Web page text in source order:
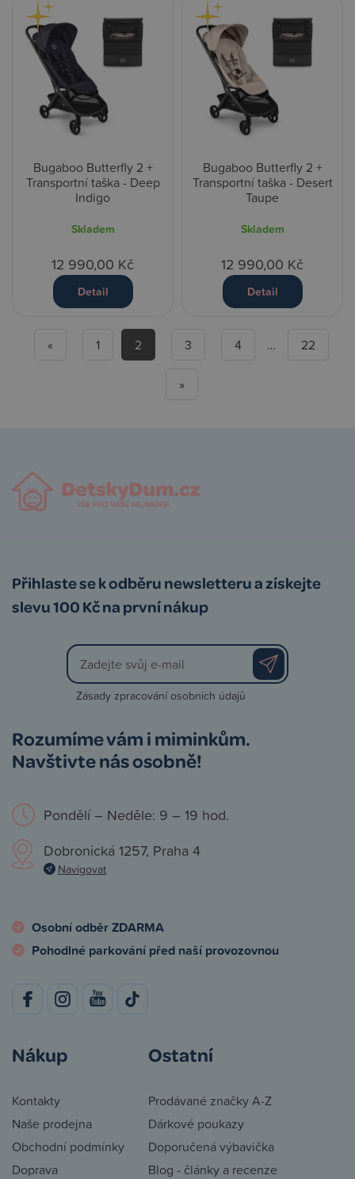
Bugaboo Butterfly 2 +
Transportní taška - Deep
Indigo
Skladem
12 990,00 Kč
Detail
Bugaboo Butterfly 2 +
Transportní taška - Desert
Taupe
Skladem
12 990,00 Kč
Detail
« 1 2 3 4 … 22
»
Přihlaste se k odběru newsletteru a získejte
slevu 100 Kč na první nákup
Zásady zpracování osobních údajů
Rozumíme vám i miminkům.
Navštivte nás osobně!
Pondělí – Neděle: 9 – 19 hod.
Dobronická 1257, Praha 4
Navigovat
Osobní odběr ZDARMA
Pohodlné parkování před naší provozovnou
Nákup
Kontakty
Naše prodejna
Obchodní podmínky
Doprava
Ostatní
Prodávané značky A-Z
Dárkové poukazy
Doporučená výbavička
Blog - články a recenze